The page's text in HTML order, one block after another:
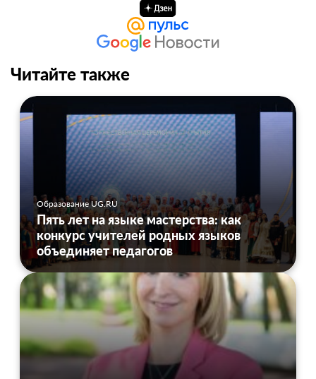
Читайте также
Образование UG.RU
Пять лет на языке мастерства: как
конкурс учителей родных языков
объединяет педагогов